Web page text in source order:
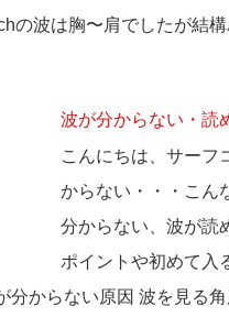
の波は胸〜肩でしたが結
波が分からない・読
こんにちは、サーフ
からない・・・こん
分からない、波が読
ポイントや初めて入
分からない原因 波を見る